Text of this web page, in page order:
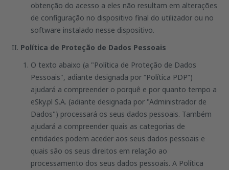
obtenção do acesso a eles não resultam em alterações
de configuração no dispositivo final do utilizador ou no
software instalado nesse dispositivo.
Política de Proteção de Dados Pessoais
O texto abaixo (a "Política de Proteção de Dados
Pessoais", adiante designada por “Política PDP”)
ajudará a compreender o porquê e por quanto tempo a
eSky.pl S.A. (adiante designada por "Administrador de
Dados") processará os seus dados pessoais. Também
ajudará a compreender quais as categorias de
entidades podem aceder aos seus dados pessoais e
quais são os seus direitos em relação ao
processamento dos seus dados pessoais. A Política